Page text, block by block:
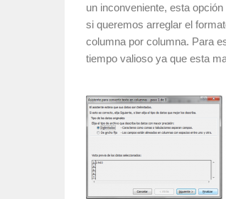
un inconveniente, esta
si queremos arreglar el
columna por columna. Para
tiempo valioso ya que esta